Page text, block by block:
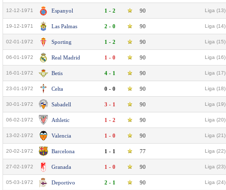
12-12-1971 Espanyol 1 - 2 90 Liga (13)
19-12-1971 Las Palmas 2 - 0 90 Liga (14)
02-01-1972 Sporting 1 - 2 90 Liga (15)
06-01-1972 Real Madrid 1 - 0 90 Liga (16)
16-01-1972 Betis 4 - 1 90 Liga (17)
23-01-1972 Celta 0 - 0 90 Liga (18)
30-01-1972 Sabadell 3 - 1 90 Liga (19)
06-02-1972 Athletic 1 - 2 90 Liga (20)
13-02-1972 Valencia 1 - 0 90 Liga (21)
20-02-1972 Barcelona 1 - 1 77 Liga (22)
27-02-1972 Granada 1 - 0 90 Liga (23)
05-03-1972 Deportivo 2 - 1 90 Liga (24)